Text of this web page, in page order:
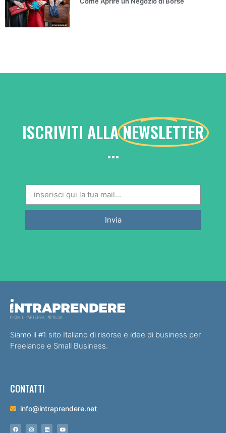
ISCRIVITI ALLANEWSLETTER
...
Invia
Siamo il #1 sito Italiano di risorse e idee di business per
Freelance e Small Business.
CONTATTI
info@intraprendere.net